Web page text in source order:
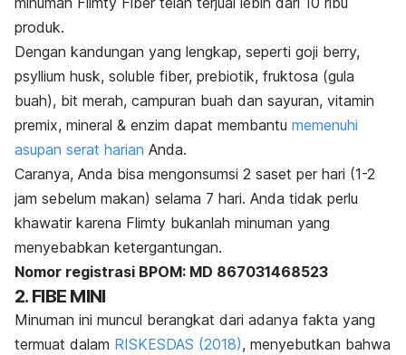
produk.
Dengan kandungan yang lengkap, seperti goji berry,
psyllium husk, soluble fiber, prebiotik, fruktosa (gula
buah), bit merah, campuran buah dan sayuran, vitamin
premix, mineral & enzim dapat membantu memenuhi
asupan serat harian Anda.
Caranya, Anda bisa mengonsumsi 2 saset per hari (1-2
jam sebelum makan) selama 7 hari. Anda tidak perlu
khawatir karena Flimty bukanlah minuman yang
menyebabkan ketergantungan.
Nomor registrasi BPOM: MD 867031468523
2. FIBE MINI
Minuman ini muncul berangkat dari adanya fakta yang
termuat dalam RISKESDAS (2018), menyebutkan bahwa